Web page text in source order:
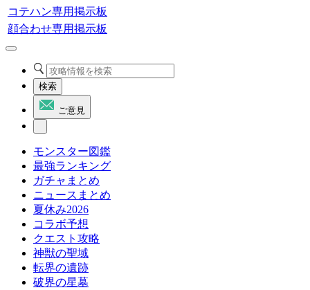
コテハン専用掲示板
顔合わせ専用掲示板
検索
ご意見
モンスター図鑑
最強ランキング
ガチャまとめ
ニュースまとめ
夏休み2026
コラボ予想
クエスト攻略
神獣の聖域
転界の遺跡
破界の星墓